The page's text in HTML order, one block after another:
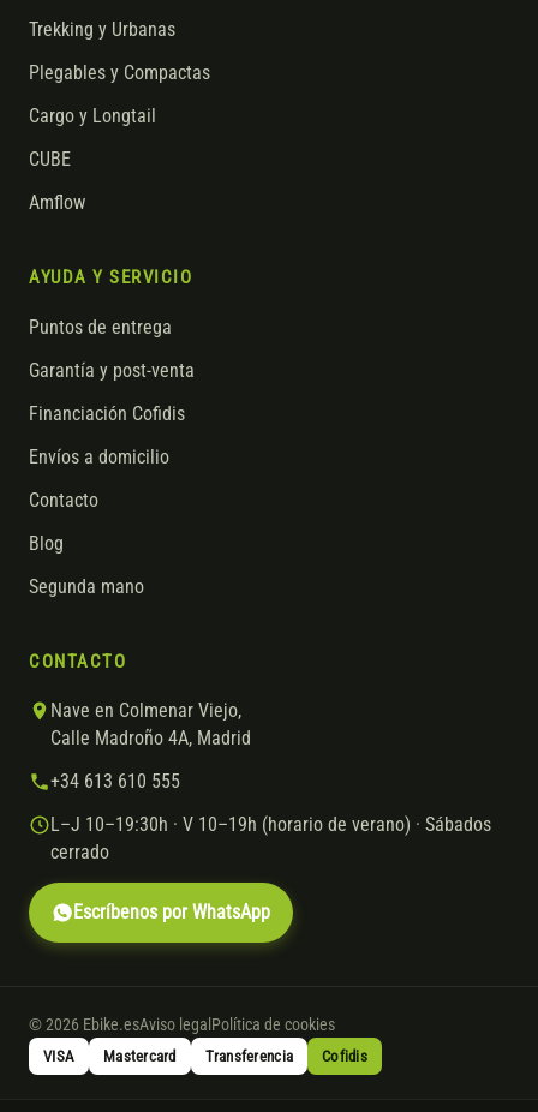
Trekking y Urbanas
Plegables y Compactas
Cargo y Longtail
CUBE
Amflow
AYUDA Y SERVICIO
Puntos de entrega
Garantía y post-venta
Financiación Cofidis
Envíos a domicilio
Contacto
Blog
Segunda mano
CONTACTO
Nave en Colmenar Viejo,
Calle Madroño 4A, Madrid
+34 613 610 555
L–J 10–19:30h · V 10–19h (horario de verano) · Sábados
cerrado
Escríbenos por WhatsApp
© 2026 Ebike.esAviso legal Política de cookies
VISA Mastercard Transferencia Cofidis